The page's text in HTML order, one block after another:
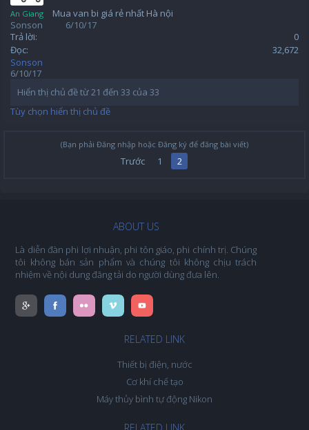
An Giang
Mua van bi giá rẻ nhất Hà nội
Sonson
6/10/17
Trả lời:
0
Đọc:
32,672
Sonson
6/10/17
Hiển thị chủ đề từ 21 đến 33 của 33
Tùy chọn hiển thị chủ đề
(Bạn phải Đăng nhập hoặc Đăng ký để đăng bài viết)
Trước 1 2
ABOUT US
Là diễn đàn phi lợi nhuận, phi tôn giáo, phi chính trị. Chúng
tôi không bán sản phẩm và chúng tôi không chịu trách
nhiệm về nội dung đăng tải do người dùng đưa lên.
RELATED LINK
Thiết bị điện, nước
Cơ khí chế tạo
Máy thủy bình tự động Nikon